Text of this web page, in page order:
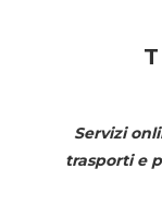
Servizi
trasporti e